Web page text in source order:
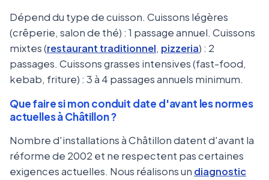
Dépend du type de cuisson. Cuissons légères
(crêperie, salon de thé) : 1 passage annuel. Cuissons
mixtes (restaurant traditionnel, pizzeria) : 2
passages. Cuissons grasses intensives (fast-food,
kebab, friture) : 3 à 4 passages annuels minimum.
Que faire si mon conduit date d'avant les normes
actuelles à Châtillon ?
Nombre d'installations à Châtillon datent d'avant la
réforme de 2002 et ne respectent pas certaines
exigences actuelles. Nous réalisons un diagnostic